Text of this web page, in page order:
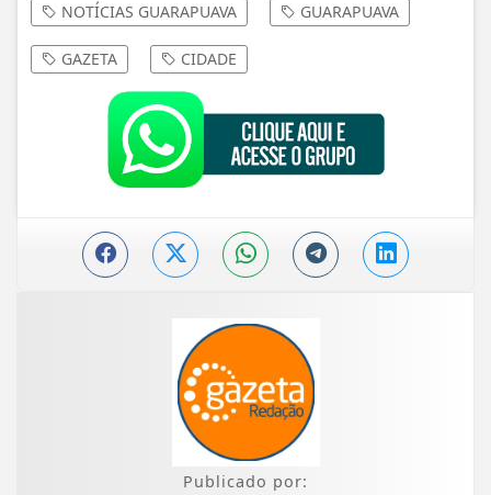
NOTÍCIAS GUARAPUAVA GUARAPUAVA
GAZETA CIDADE
Publicado por: